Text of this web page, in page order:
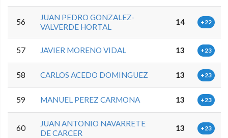
56
JUAN PEDRO GONZALEZ-
VALVERDE HORTAL
14 +22
57 JAVIER MORENO VIDAL 13 +23
58 CARLOS ACEDO DOMINGUEZ 13 +23
59 MANUEL PEREZ CARMONA 13 +23
60
JUAN ANTONIO NAVARRETE
DE CARCER
13 +23